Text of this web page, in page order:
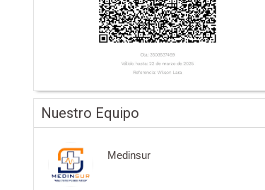
Nuestro Equipo
Medinsur